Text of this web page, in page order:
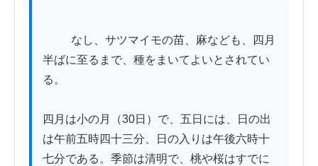
半ばに至るまで、種をまいてよいとされてい
る。
四月は小の月（30日）で、五日には、日の出
は午前五時四十三分、日の入りは午後六時十
七分である。季節は清明で、桃や桜はすでに